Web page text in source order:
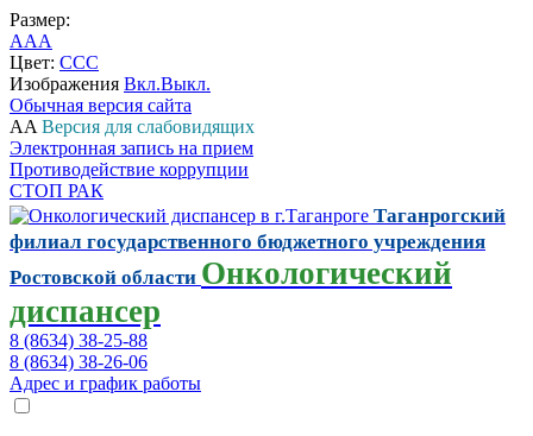
Размер:
AAA
Цвет: CCC
Изображения Вкл.Выкл.
Обычная версия сайта
AA Версия для слабовидящих
Электронная запись на прием
Противодействие коррупции
СТОП РАК
Таганрогский
филиал государственного бюджетного учреждения
Ростовской области Онкологический
диспансер
8 (8634) 38-25-88
8 (8634) 38-26-06
Адрес и график работы